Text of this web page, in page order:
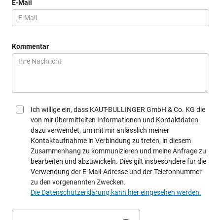
E-Mail
Kommentar
Ich willige ein, dass KAUT-BULLINGER GmbH & Co. KG die
von mir übermittelten Informationen und Kontaktdaten
dazu verwendet, um mit mir anlässlich meiner
Kontaktaufnahme in Verbindung zu treten, in diesem
Zusammenhang zu kommunizieren und meine Anfrage zu
bearbeiten und abzuwickeln. Dies gilt insbesondere für die
Verwendung der E-Mail-Adresse und der Telefonnummer
zu den vorgenannten Zwecken.
Die Datenschutzerklärung kann hier eingesehen werden.